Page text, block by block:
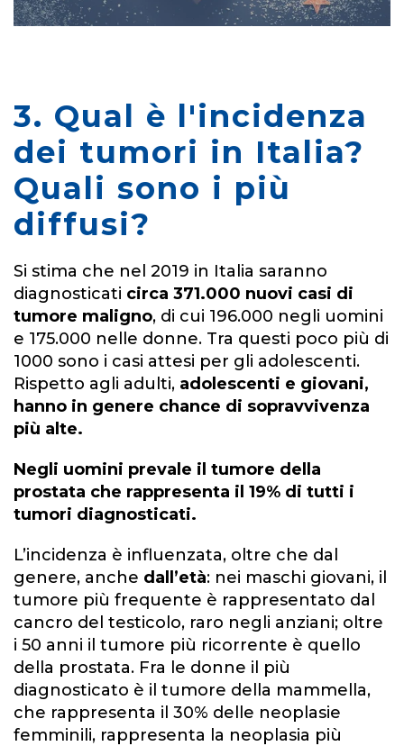
3. Qual è l'incidenza
dei tumori in Italia?
Quali sono i più
diffusi?
Si stima che nel 2019 in Italia saranno
diagnosticati circa 371.000 nuovi casi di
tumore maligno, di cui 196.000 negli uomini
e 175.000 nelle donne. Tra questi poco più di
1000 sono i casi attesi per gli adolescenti.
Rispetto agli adulti, adolescenti e giovani,
hanno in genere chance di sopravvivenza
più alte.
Negli uomini prevale il tumore della
prostata che rappresenta il 19% di tutti i
tumori diagnosticati.
L’incidenza è influenzata, oltre che dal
genere, anche dall’età: nei maschi giovani, il
tumore più frequente è rappresentato dal
cancro del testicolo, raro negli anziani; oltre
i 50 anni il tumore più ricorrente è quello
della prostata. Fra le donne il più
diagnosticato è il tumore della mammella,
che rappresenta il 30% delle neoplasie
femminili, rappresenta la neoplasia più